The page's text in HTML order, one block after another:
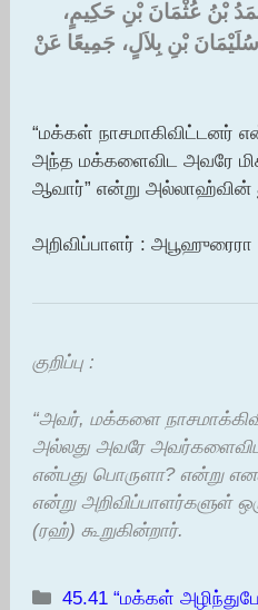
بْنُ عُثْمَانَ بْنِ حَكِيمٍ،
بْنِ بِلاَلٍ، جَمِيعًا عَنْ
“மக்கள் நாசமாகிவிட்டனர்
அந்த மக்களைவிட அவரே
ஆவார்” என்று அல்லாஹ்வின்
அறிவிப்பாளர் : அபூஹுரைரா
குறிப்பு :
“அவர், மக்களை
அல்லது அவரே
என்பது பொருளா? என்று
என்று அறிவிப்பாளர்களுள்
(ரஹ்) கூறுகின்றார்.
Categories
45.41 “மக்கள்